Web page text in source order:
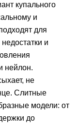
купального
и
для
и
нейлон.
не
Слитные
модели: от
до